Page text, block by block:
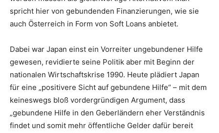
spricht hier von gebundenden Finanzierungen, wie sie
auch Österreich in Form von Soft Loans anbietet.
Dabei war Japan einst ein Vorreiter ungebundener Hilfe
gewesen, revidierte seine Politik aber mit Beginn der
nationalen Wirtschaftskrise 1990. Heute plädiert Japan
für eine „positivere Sicht auf gebundene Hilfe“ – mit dem
keineswegs bloß vordergründigen Argument, dass
„gebundene Hilfe in den Geberländern eher Verständnis
findet und somit mehr öffentliche Gelder dafür bereit